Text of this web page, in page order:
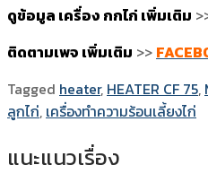
ดูข้อมูล เครื่อง กกไก่ เพิ่มเติม
ติดตามเพจ เพิ่มเติม >>
Tagged heater, HEATER CF 75,
ลูกไก่, เครื่องทำความร้อนเลี้ยงไก่
แนะแนวเรื่อง